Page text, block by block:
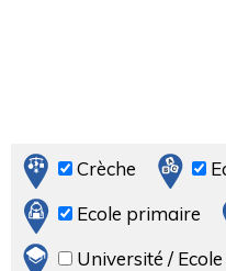
Crèche
Ecole primaire
Université / Ecole